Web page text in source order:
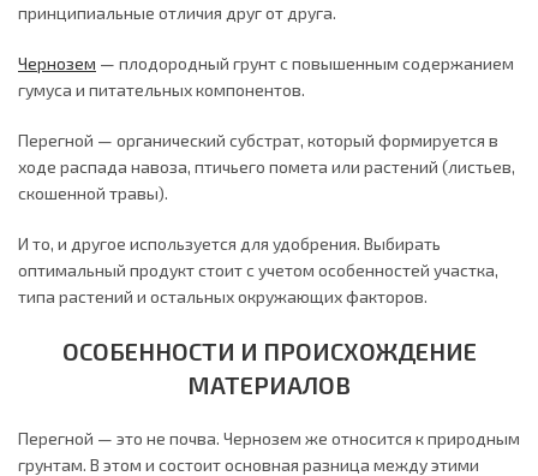
принципиальные отличия друг от друга.
Чернозем — плодородный грунт с повышенным содержанием
гумуса и питательных компонентов.
Перегной — органический субстрат, который формируется в
ходе распада навоза, птичьего помета или растений (листьев,
скошенной травы).
И то, и другое используется для удобрения. Выбирать
оптимальный продукт стоит с учетом особенностей участка,
типа растений и остальных окружающих факторов.
ОСОБЕННОСТИ И ПРОИСХОЖДЕНИЕ
МАТЕРИАЛОВ
Перегной — это не почва. Чернозем же относится к природным
грунтам. В этом и состоит основная разница между этими